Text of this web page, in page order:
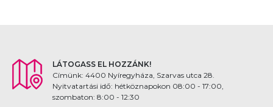
LÁTOGASS EL HOZZÁNK!
Címünk: 4400 Nyíregyháza, Szarvas utca 28.
Nyitvatartási idő: hétköznapokon 08:00 - 17:00,
szombaton: 8:00 - 12:30